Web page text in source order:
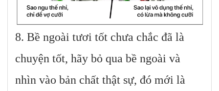
8. Bề ngoài tươi tốt chưa chắc đã là
chuyện tốt, hãy bỏ qua bề ngoài và
nhìn vào bản chất thật sự, đó mới là